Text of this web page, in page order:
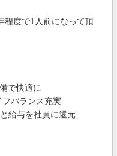
程度で1人前になって頂
で快適に
フバランス充実
給与を社員に還元